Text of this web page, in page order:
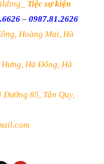
Tiệc sự kiện
– 0987.81.2626
Hoàng Mai, Hà
Hà Đông, Hà
Đường 85, Tân Quy,